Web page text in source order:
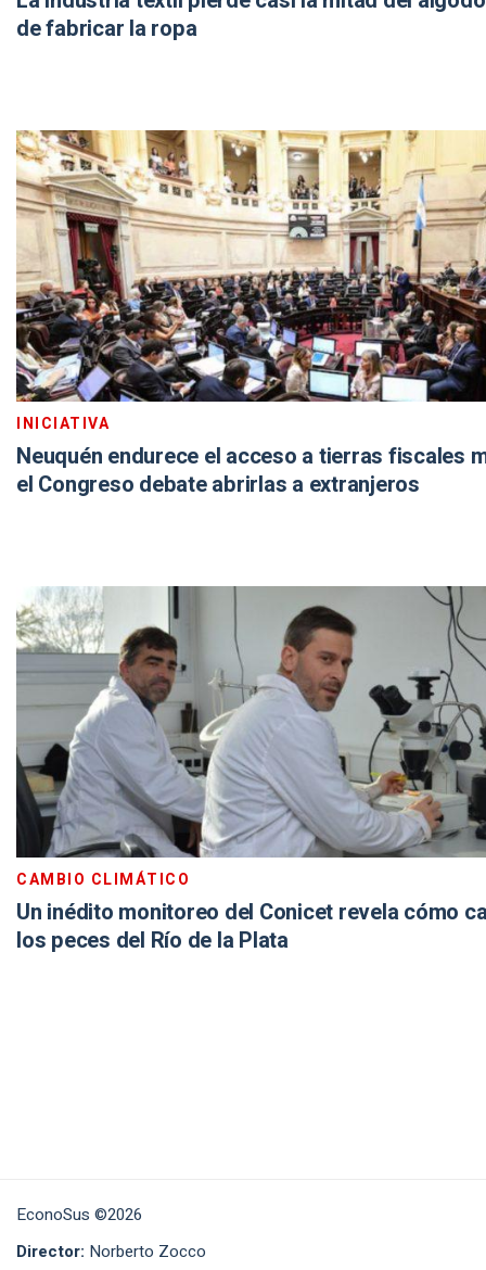
de fabricar la ropa
INICIATIVA
Neuquén endurece el acceso a tierras fiscales
el Congreso debate abrirlas a extranjeros
CAMBIO CLIMÁTICO
Un inédito monitoreo del Conicet revela cómo
los peces del Río de la Plata
EconoSus ©2026
Director: Norberto Zocco